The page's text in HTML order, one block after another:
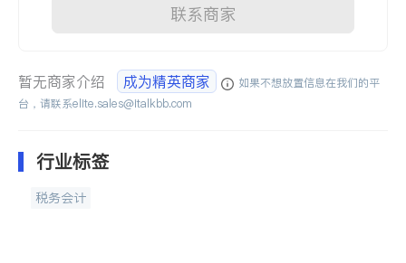
联系商家
暂无商家介绍 成为精英商家
如果不想放置信息在我们的平
台，请联系elite.sales@italkbb.com
行业标签
税务会计